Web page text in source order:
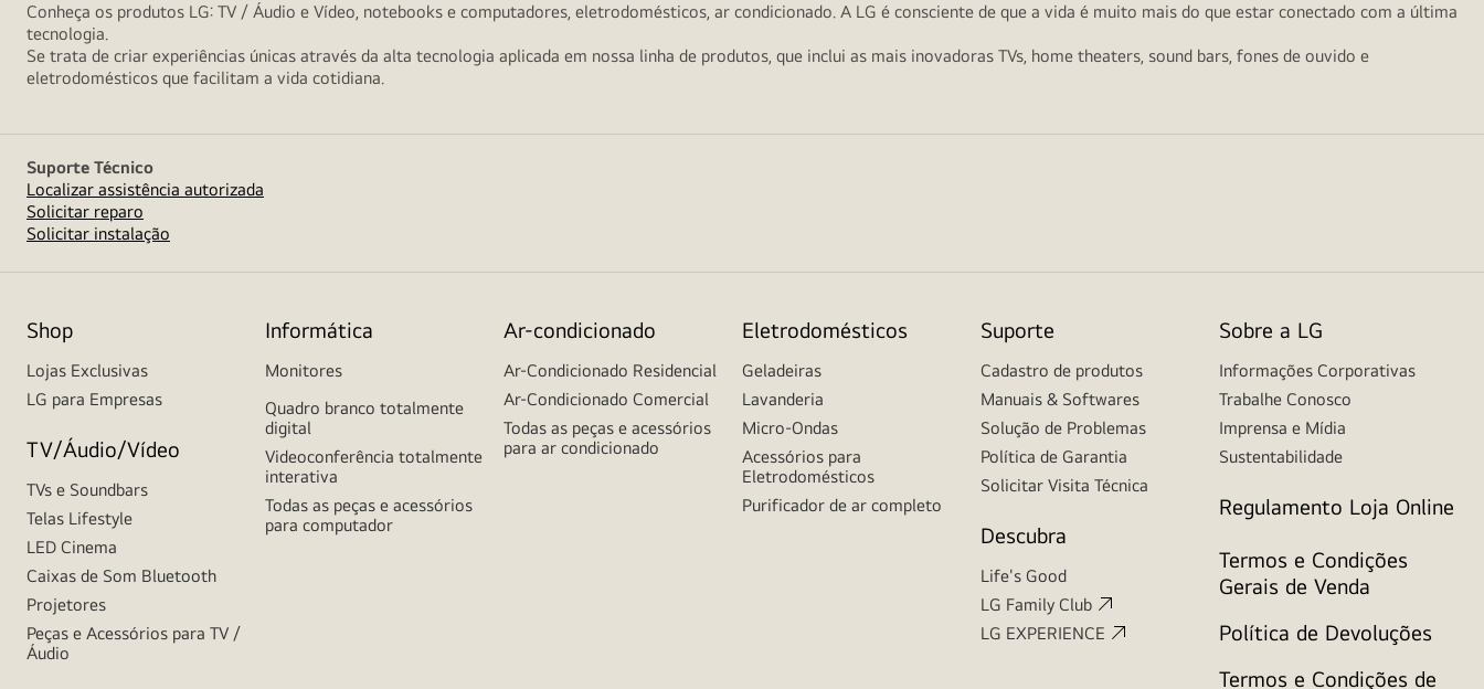
Conheça os produtos LG: TV / Áudio e Vídeo, notebooks e computadores, eletrodomésticos, ar condicionado. A LG é consciente de que a vida é muito mais do que estar conectado com a última
tecnologia.
Se trata de criar experiências únicas através da alta tecnologia aplicada em nossa linha de produtos, que inclui as mais inovadoras TVs, home theaters, sound bars, fones de ouvido e
eletrodomésticos que facilitam a vida cotidiana.
Suporte Técnico
Localizar assistência autorizada
Solicitar reparo
Solicitar instalação
Shop
Lojas Exclusivas
LG para Empresas
TV/Áudio/Vídeo
TVs e Soundbars
Telas Lifestyle
LED Cinema
Caixas de Som Bluetooth
Projetores
Peças e Acessórios para TV /
Áudio
Informática
Monitores
Quadro branco totalmente
digital
Videoconferência totalmente
interativa
Todas as peças e acessórios
para computador
Ar-condicionado
Ar-Condicionado Residencial
Ar-Condicionado Comercial
Todas as peças e acessórios
para ar condicionado
Eletrodomésticos
Geladeiras
Lavanderia
Micro-Ondas
Acessórios para
Eletrodomésticos
Purificador de ar completo
Suporte
Cadastro de produtos
Manuais & Softwares
Solução de Problemas
Política de Garantia
Solicitar Visita Técnica
Descubra
Life's Good
LG Family Club
LG EXPERIENCE
Sobre a LG
Informações Corporativas
Trabalhe Conosco
Imprensa e Mídia
Sustentabilidade
Regulamento Loja Online
Termos e Condições
Gerais de Venda
Política de Devoluções
Termos e Condições de